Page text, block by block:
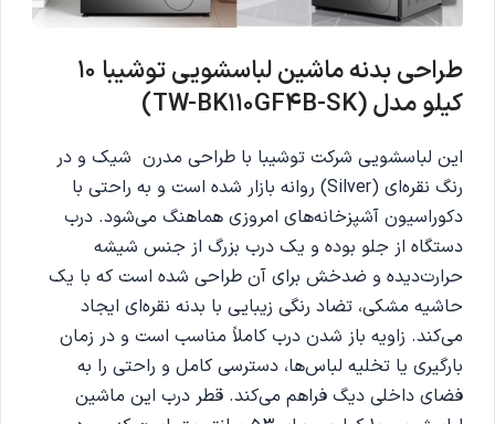
طراحی بدنه ماشین لباسشویی توشیبا ۱۰
کیلو مدل (TW-BK110GF4B-SK)
این لباسشویی شرکت توشیبا با طراحی مدرن شیک و در
رنگ نقره‌ای (Silver) روانه بازار شده است و به راحتی با
دکوراسیون آشپزخانه‌های امروزی هماهنگ می‌شود. درب
دستگاه از جلو بوده و یک درب بزرگ از جنس شیشه
حرارت‌دیده و ضدخش برای آن طراحی شده است که با یک
حاشیه مشکی، تضاد رنگی زیبایی با بدنه نقره‌ای ایجاد
می‌کند. زاویه باز شدن درب کاملاً مناسب است و در زمان
بارگیری یا تخلیه لباس‌ها، دسترسی کامل و راحتی را به
فضای داخلی دیگ فراهم می‌کند. قطر درب این ماشین